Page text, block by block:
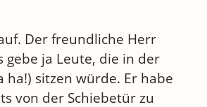
Der freundliche Herr
gebe ja Leute, die in der
ha!) sitzen würde. Er habe
von der Schiebetür zu